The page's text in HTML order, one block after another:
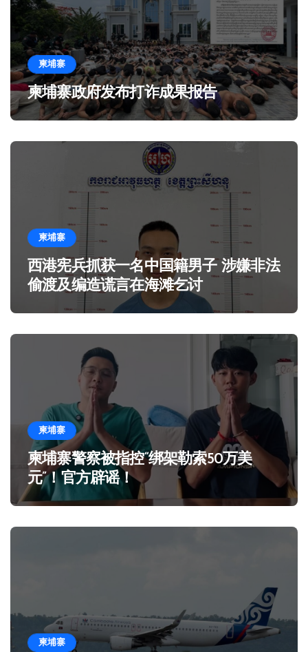
柬埔寨
柬埔寨政府发布打诈成果报告
柬埔寨
西港宪兵抓获一名中国籍男子 涉嫌非法
偷渡及编造谎言在海滩乞讨
柬埔寨
柬埔寨警察被指控“绑架勒索50万美
元”！官方辟谣！
柬埔寨